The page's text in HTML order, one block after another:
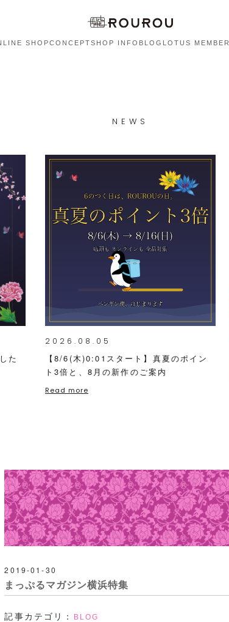
SHOPCONCEPTSHOP INFO BLOG LOTUS MEMBER
NEWS
た
2026.08.05
【8/6(木)0:01スタート】真夏のポイン
ト3倍と、8月の新作のご案内
Read more
2019-01-30
まっぷるマガジン横浜特集
記事カテゴリ： BLOG